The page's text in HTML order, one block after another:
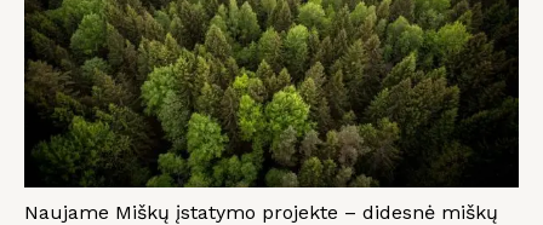
Naujame Miškų įstatymo projekte – didesnė miškų